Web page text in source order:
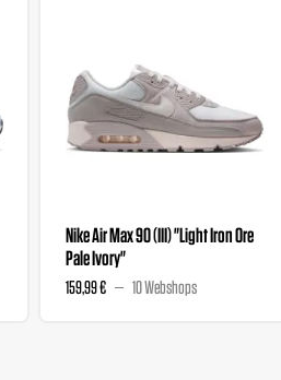
Nike Air Max 90 (III) "Light Iron Ore
Pale Ivory"
159,99 € 10 Webshops